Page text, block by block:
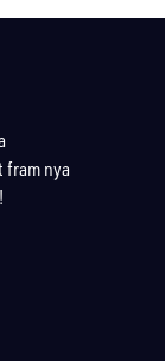
nya